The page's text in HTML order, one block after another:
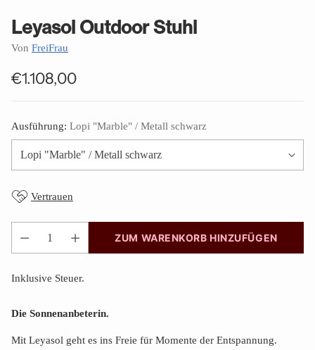
Leyasol Outdoor Stuhl
Von FreiFrau
Normaler
€1.108,00
Ausführung: Lopi "Marble" / Metall schwarz
Vertrauen
Anzahl
ZUM WARENKORB HINZUFÜGEN
Inklusive Steuer.
Die Sonnenanbeterin.
Mit Leyasol geht es ins Freie für Momente der Entspannung.